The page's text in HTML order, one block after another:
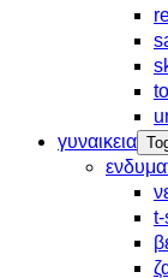
γυναικεια